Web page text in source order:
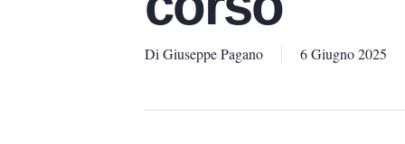
Di Giuseppe Pagano 6 Giugno 2025